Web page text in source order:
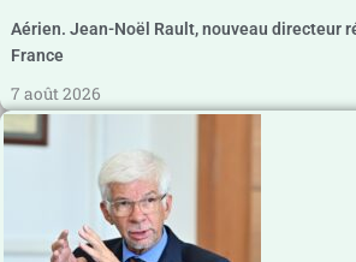
Aérien. Jean-Noël Rault, nouveau directeur
France
7 août 2026